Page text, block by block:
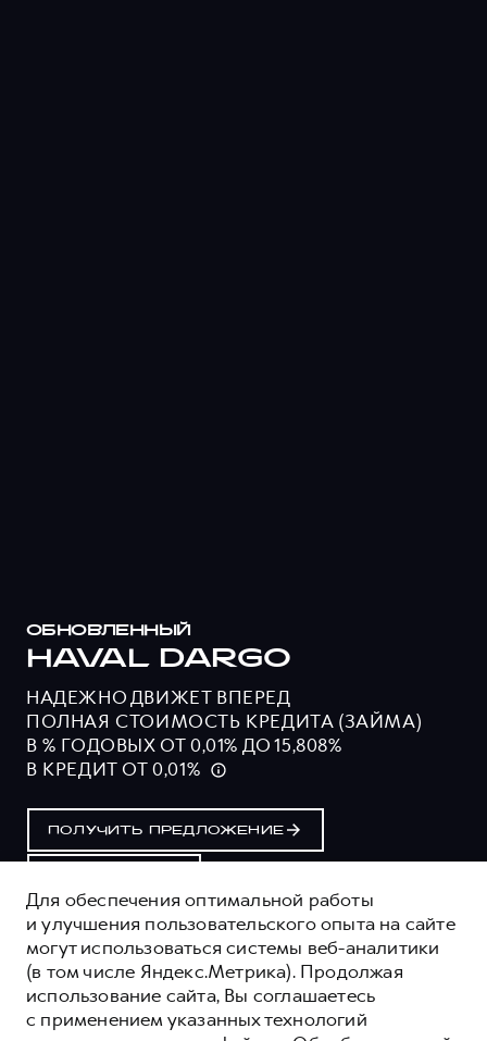
ОБНОВЛЕННЫЙ
HAVAL DARGO
НАДЕЖНО ДВИЖЕТ ВПЕРЕД
ПОЛНАЯ СТОИМОСТЬ КРЕДИТА (ЗАЙМА)
В % ГОДОВЫХ ОТ 0,01% ДО 15,808%
В КРЕДИТ ОТ 0,01%
ПОЛУЧИТЬ ПРЕДЛОЖЕНИЕ
ОЦЕНИВАЙТЕ СВОИ ФИНАНСОВЫЕ
ВОЗМОЖНОСТИ И РИСКИ
ИЗУЧИТЕ ВСЕ УСЛОВИЯ КРЕДИТА (ЗАЙМА) НА
САЙТЕ:
Для обеспечения оптимальной работы
и улучшения пользовательского опыта на сайте
могут использоваться системы веб-аналитики
(в том числе Яндекс.Метрика). Продолжая
использование сайта, Вы соглашаетесь
с применением указанных технологий